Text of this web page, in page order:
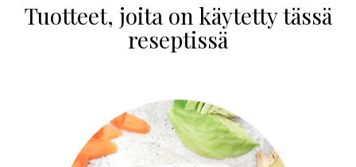
Tuotteet, joita on käytetty tässä
reseptissä